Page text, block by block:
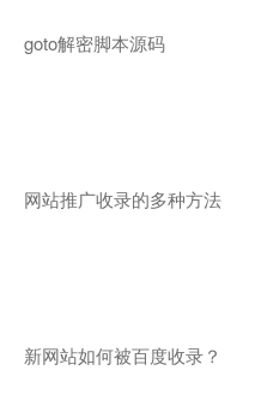
goto解密脚本源码
网站推广收录的多种方法
新网站如何被百度收录？